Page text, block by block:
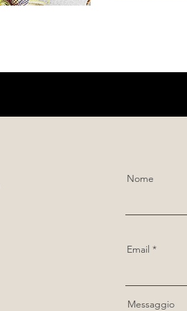
Nome
Email
Messaggio